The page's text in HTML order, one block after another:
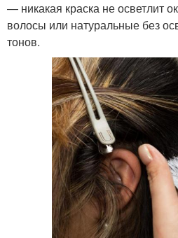
— никакая краска не осветлит
волосы или натуральные без
тонов.